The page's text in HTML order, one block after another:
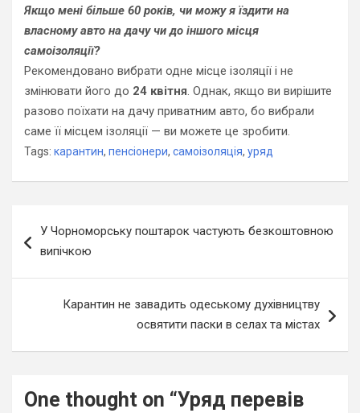
Якщо мені більше 60 років, чи можу я їздити на
власному авто на дачу чи до іншого місця
самоізоляції?
Рекомендовано вибрати одне місце ізоляції і не
змінювати його до 24 квітня. Однак, якщо ви вирішите
разово поїхати на дачу приватним авто, бо вибрали
саме її місцем ізоляції — ви можете це зробити.
Tags: карантин, пенсіонери, самоізоляція, уряд
записів
У Чорноморську поштарок частують безкоштовною
випічкою
Карантин не завадить одеському духівництву
освятити паски в селах та містах
One thought on “Уряд перевів